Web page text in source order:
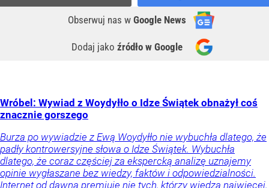
Obserwuj nas w Google News
Dodaj jako źródło w Google
Wróbel: Wywiad z Woydyłło o Idze Świątek obnażył coś
znacznie gorszego
Burza po wywiadzie z Ewą Woydyłło nie wybuchła dlatego, że
padły kontrowersyjne słowa o Idze Świątek. Wybuchła
dlatego, że coraz częściej za ekspercką analizę uznajemy
opinie wygłaszane bez wiedzy, faktów i odpowiedzialności.
Internet od dawna premiuje nie tych, którzy wiedzą najwięcej,